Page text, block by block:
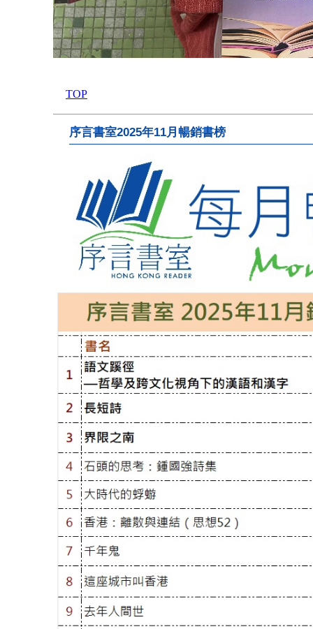
TOP
序言書室2025年11月暢銷書榜